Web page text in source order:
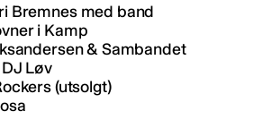
Bremnes med band
i Kamp
& Sambandet
Løv
(utsolgt)